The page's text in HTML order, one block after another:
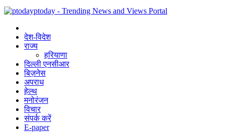
ptoday - Trending News and Views Portal
देश-विदेश
राज्य
हरियाणा
दिल्ली एनसीआर
बिज़नेस
अपराध
हेल्थ
मनोरंजन
विचार
संपर्क करें
E-paper